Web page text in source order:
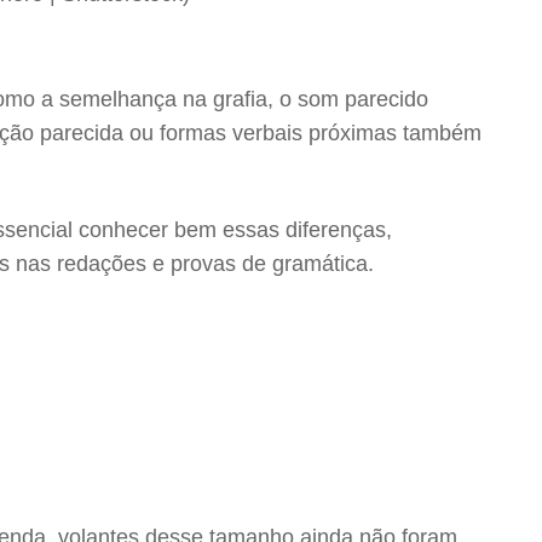
a semelhança na grafia, o som parecido
parecida ou formas verbais próximas também
conhecer bem essas diferenças,
nas redações e provas de gramática.
volantes desse tamanho ainda não foram